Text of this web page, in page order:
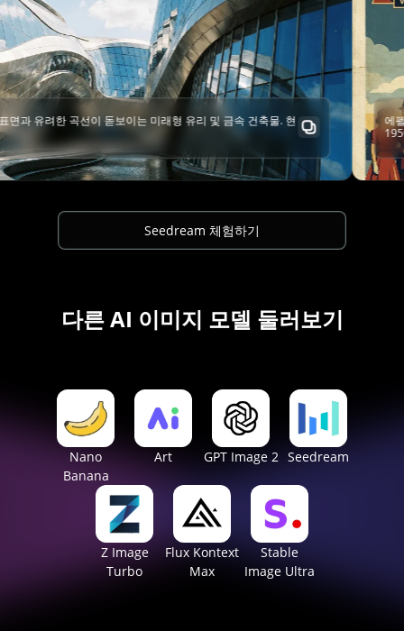
래형 유리 및 금속 건축물. 현
에펠탑을 배경으로 한 빈티지 스
1950년대 클래식 컬러 팔레트, 향
Seedream 체험하기
다른 AI 이미지 모델 둘러보기
Nano
Banana
Art GPT Image 2 Seedream
Z Image
Turbo
Flux Kontext
Max
Stable
Image Ultra